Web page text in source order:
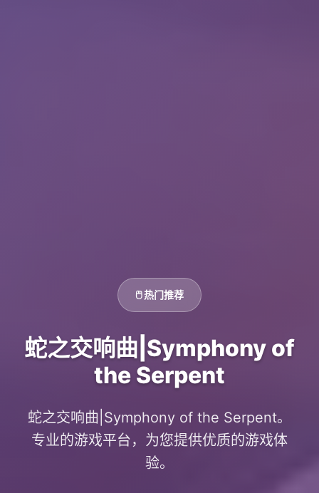
🖱️ 热门推荐
蛇之交响曲|Symphony of
the Serpent
蛇之交响曲|Symphony of the Serpent。
专业的游戏平台，为您提供优质的游戏体
验。